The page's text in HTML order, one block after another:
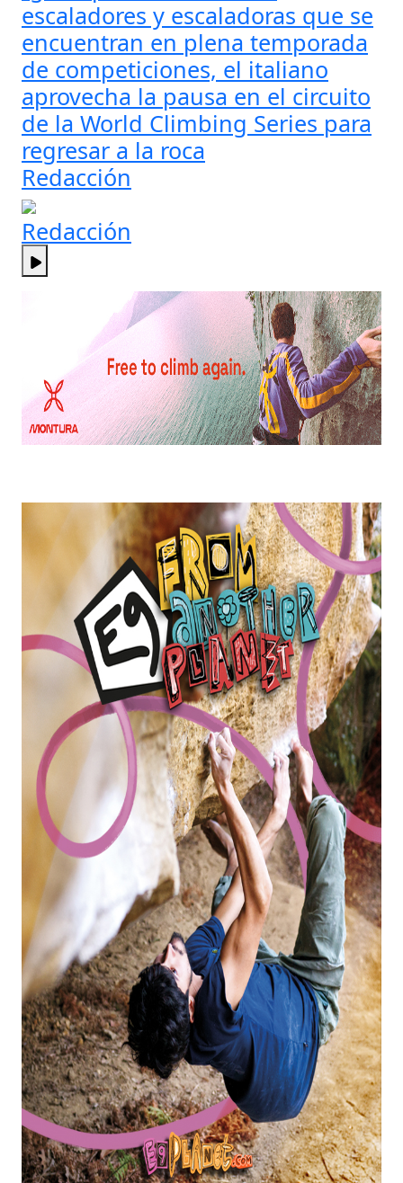
escaladores y escaladoras que se
encuentran en plena temporada
de competiciones, el italiano
aprovecha la pausa en el circuito
de la World Climbing Series para
regresar a la roca
Redacción
Redacción